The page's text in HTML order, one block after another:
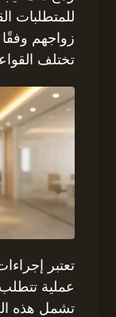
للمتطلبات
زواجهم
تختلف
تعتبر
عملية
تشمل هذه